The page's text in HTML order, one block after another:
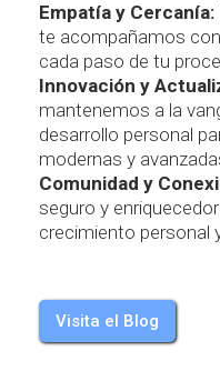
Empatía y Cercanía:
te acompañamos
cada paso de tu
Innovación y
mantenemos a la
desarrollo personal
modernas y
Comunidad y
seguro y
crecimiento personal
Visita el Blog